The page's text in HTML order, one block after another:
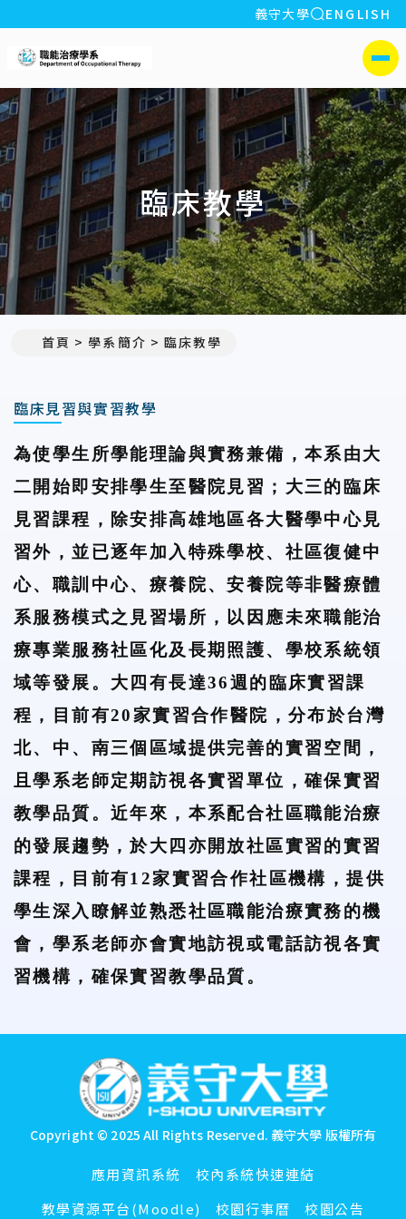
:::
義守大學 全站搜索
ENGLISH
側選單
臨床教學
首頁 學系簡介 臨床教學
臨床見習與實習教學
為使學生所學能理論與實務兼備，本系由大
二開始即安排學生至醫院見習；大三的臨床
見習課程，除安排高雄地區各大醫學中心見
習外，並已逐年加入特殊學校、社區復健中
心、職訓中心、療養院、安養院等非醫療體
系服務模式之見習場所，以因應未來職能治
療專業服務社區化及長期照護、學校系統領
域等發展。大四有長達36週的臨床實習課
程，目前有20家實習合作醫院，分布於台灣
北、中、南三個區域提供完善的實習空間，
且學系老師定期訪視各實習單位，確保實習
教學品質。近年來，本系配合社區職能治療
的發展趨勢，於大四亦開放社區實習的實習
課程，目前有12家實習合作社區機構，提供
學生深入瞭解並熟悉社區職能治療實務的機
會，學系老師亦會實地訪視或電話訪視各實
習機構，確保實習教學品質。
Copyright © 2025 All Rights Reserved. 義守大學 版權所有
應用資訊系統
校內系統快速連結
教學資源平台(Moodle)
校園行事曆 校園公告